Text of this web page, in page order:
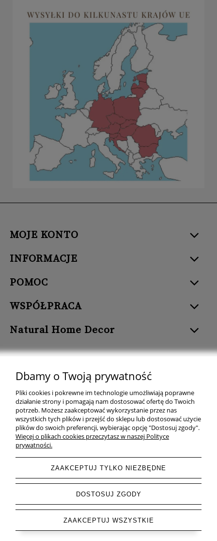
MOJE KONTO
INFORMACJE
POMOC
WSPÓŁPRACA
Natural Home Decor
Natural Home Decor | E-mail: sklep at naturalhomedecor.pl | Tel.:
507 707 299 | NIP: 7971800592 | REGON: 381429127
Copyright © 2026 - Naturalhomedecor.pl
Dbamy o Twoją prywatność
Pliki cookies i pokrewne im technologie umożliwiają poprawne
działanie strony i pomagają nam dostosować ofertę do Twoich
potrzeb. Możesz zaakceptować wykorzystanie przez nas
wszystkich tych plików i przejść do sklepu lub dostosować użycie
plików do swoich preferencji, wybierając opcję "Dostosuj zgody".
Więcej o plikach cookies przeczytasz w naszej Polityce
prywatności.
ZAAKCEPTUJ TYLKO NIEZBĘDNE
DOSTOSUJ ZGODY
ZAAKCEPTUJ WSZYSTKIE